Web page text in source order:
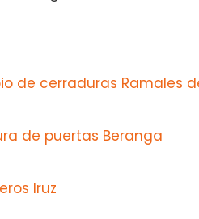
de cerraduras Ramales
de puertas Beranga
Iruz